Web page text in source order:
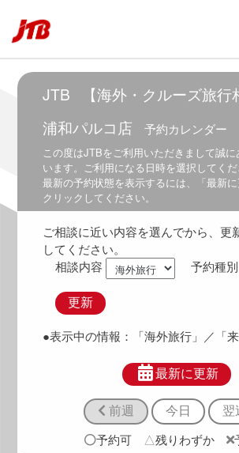
JTB
【海外・クルーズ旅行
浦和パルコ店 予約カレンダー
この度はJTBをご利用いただきまして誠
います。ご利用になる日時を選択してくだ
最新の予約状態を表示するには、「最新
クリックしてください。
ご相談に近い内容を選んでから、更
してください。
相談内容
予約種別
更新
●表示中の情報： 「海外旅行」 ／「
最新に更新
前週 今日 翌
予約可 △残りわずか
5:30
～
6:00
7:00
6:30
7:30
7:00
7:30
9:00